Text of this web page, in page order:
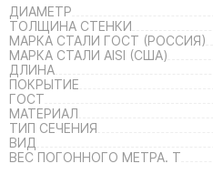
ДИАМЕТР
ТОЛЩИНА СТЕНКИ
МАРКА СТАЛИ ГОСТ (РОССИЯ)
МАРКА СТАЛИ AISI (США)
ДЛИНА
ПОКРЫТИЕ
ГОСТ
МАТЕРИАЛ
ТИП СЕЧЕНИЯ
ВИД
ВЕС ПОГОННОГО МЕТРА. Т